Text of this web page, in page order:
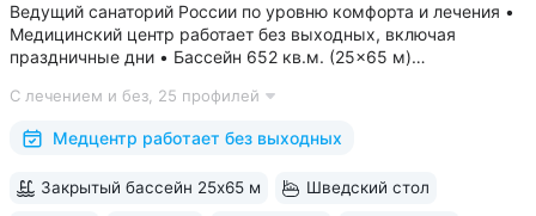
Ведущий санаторий России по уровню комфорта и лечения •
Медицинский центр работает без выходных, включая
праздничные дни • Бассейн 652 кв.м. (25×65 м)
Глубина от 30 до 180 см, есть отдельная детская зона. Рядом
расположены закрытая терраса...
С лечением и без, 25 профилей
Медцентр работает без выходных
Закрытый бассейн 25х65 м Шведский стол